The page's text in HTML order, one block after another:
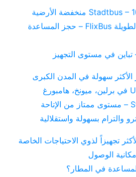
حافلات المسافات الطويلة FlixBus – حجز المساعدة
تباين في مستوى التجهيز
الأكثر سهولة في المدن الكبرى
والترام بسهولة واستقلالية
تجهيزاً لذوي الاحتياجات الخاصة
الوصول
في المطار؟